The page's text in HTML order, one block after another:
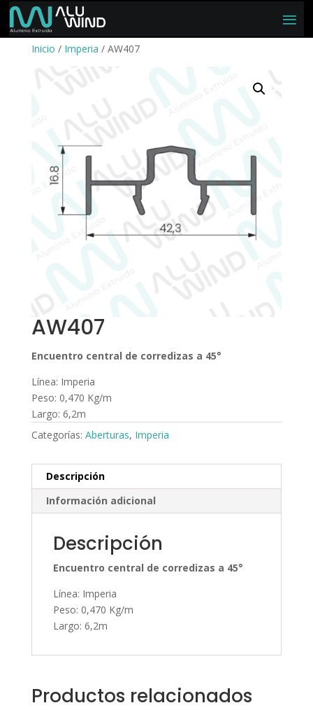
Inicio / Imperia / AW407
AW407
Encuentro central de corredizas a 45°
Línea: Imperia
Peso: 0,470 Kg/m
Largo: 6,2m
Categorías: Aberturas, Imperia
Descripción
Información adicional
Descripción
Encuentro central de corredizas a 45°
Línea: Imperia
Peso: 0,470 Kg/m
Largo: 6,2m
Productos relacionados